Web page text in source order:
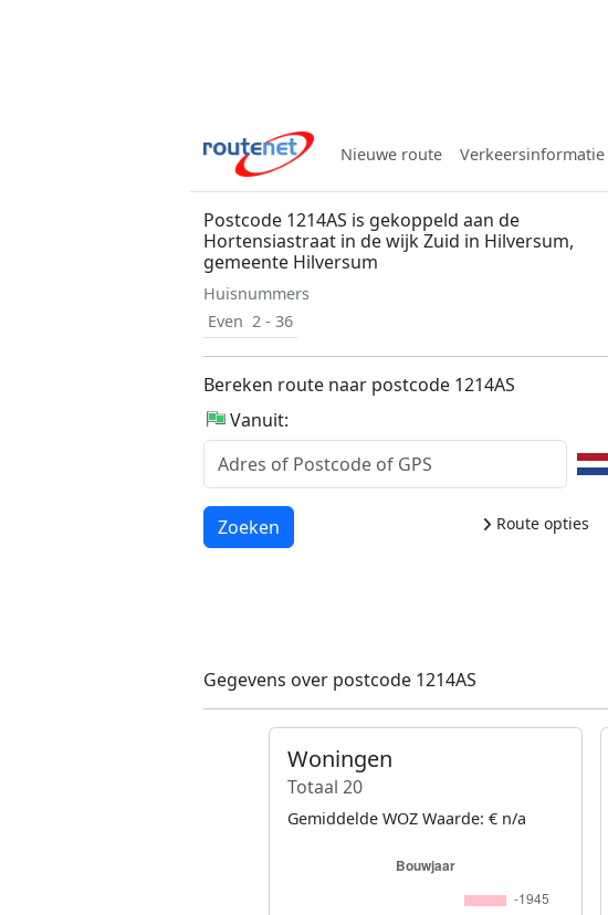
Nieuwe route Verkeersinformatie
Postcode 1214AS is gekoppeld aan de
Hortensiastraat in de wijk Zuid in Hilversum,
gemeente Hilversum
Huisnummers
Even 2 - 36
Bereken route naar postcode 1214AS
Vanuit:
Route opties
Laden...
Zoeken
Gegevens over postcode 1214AS
Woningen
Totaal 20
Gemiddelde WOZ Waarde: € n/a